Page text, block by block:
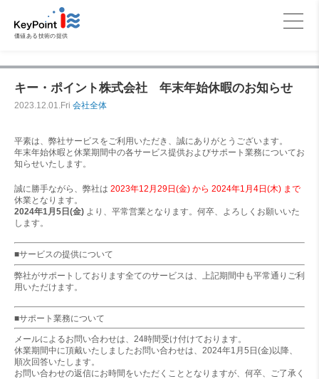
価値ある技術の提供
キー・ポイント株式会社 年末年始休暇のお知らせ
2023.12.01.Fri 会社全体
平素は、弊社サービスをご利用いただき、誠にありがとうございます。
年末年始休暇と休業期間中の各サービス提供およびサポート業務についてお
知らせいたします。
誠に勝手ながら、弊社は 2023年12月29日(金) から 2024年1月4日(木) まで
休業となります。
2024年1月5日(金) より、平常営業となります。何卒、よろしくお願いいた
します。
■サービスの提供について
弊社がサポートしております全てのサービスは、上記期間中も平常通りご利
用いただけます。
■サポート業務について
メールによるお問い合わせは、24時間受け付けております。
休業期間中に頂戴いたしましたお問い合わせは、2024年1月5日(金)以降、
順次回答いたします。
お問い合わせの返信にお時間をいただくこととなりますが、何卒、ご了承く